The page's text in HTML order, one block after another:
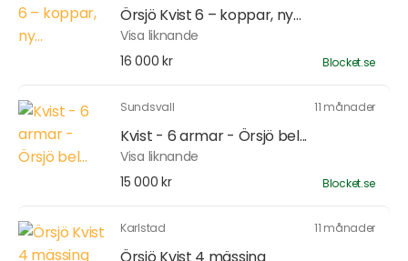
Örsjö Kvist 6 – koppar, ny...
Visa liknande
16 000 kr
Blocket.se
Sundsvall 11 månader
Kvist - 6 armar - Örsjö bel...
Visa liknande
15 000 kr
Blocket.se
Karlstad 11 månader